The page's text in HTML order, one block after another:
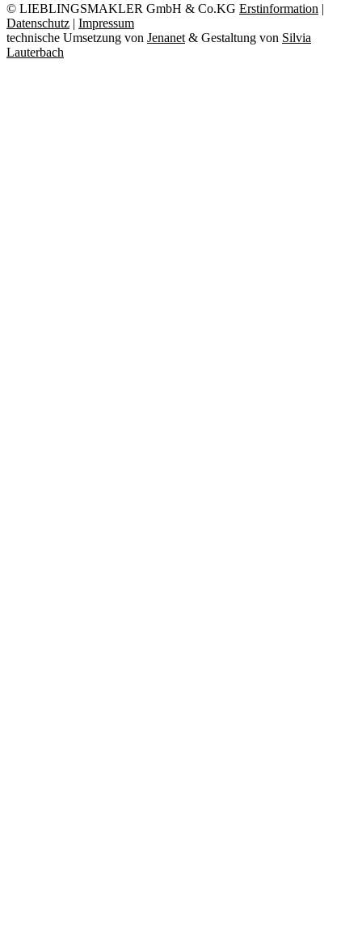
© LIEBLINGSMAKLER GmbH & Co.KG Erstinformation |
Datenschutz | Impressum
technische Umsetzung von Jenanet & Gestaltung von Silvia
Lauterbach